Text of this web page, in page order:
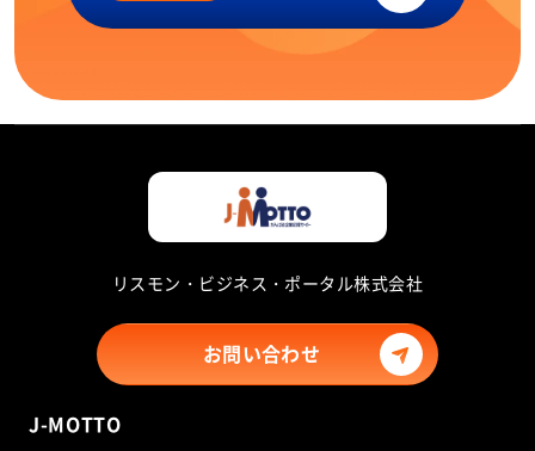
リスモン・ビジネス・ポータル株式会社
お問い合わせ
J-MOTTO